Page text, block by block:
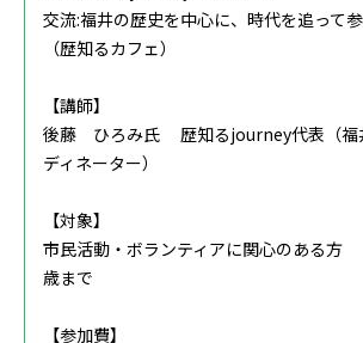
交流:‌福井の歴史を中心に、時代を追って
（歴知るカフェ）
【講師】
後藤 ひろみ氏‌ 歴知るjourney代表（福
ディネーター）
【対象】
市民活動・ボランティアに関心のある
歳まで ‌
【参加費】